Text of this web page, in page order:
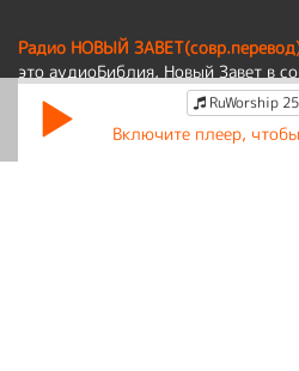
Радио НОВЫЙ
это аудиоБиблия, Новый Завет в
Политика обработки
RuWorship
Включите плеер,